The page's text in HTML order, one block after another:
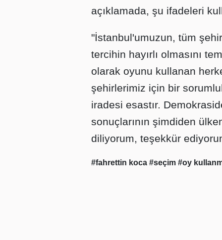
açıklamada, şu ifadeleri
"İstanbul'umuzun, tüm
tercihin hayırlı olmasını
olarak oyunu kullanan
şehirlerimiz için bir
iradesi esastır.
sonuçlarının şimdiden
diliyorum, teşekkür
#fahrettin koca #seçim #oy